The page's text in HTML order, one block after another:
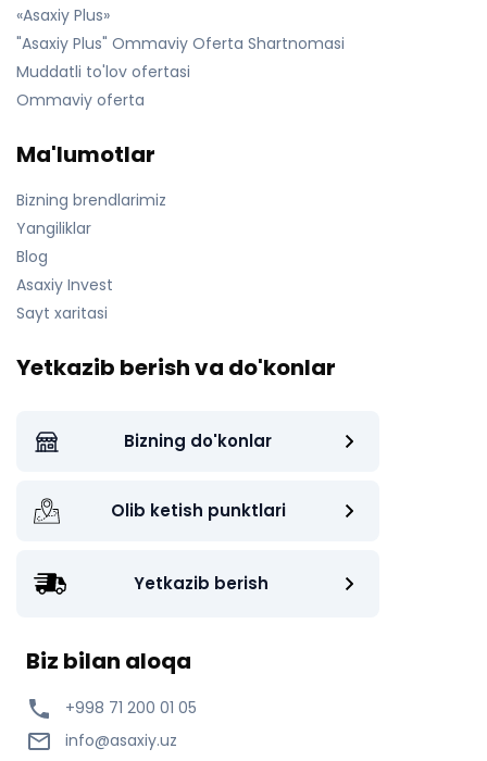
«Asaxiy Plus»
"Asaxiy Plus" Ommaviy Oferta Shartnomasi
Muddatli to'lov ofertasi
Ommaviy oferta
Ma'lumotlar
Bizning brendlarimiz
Yangiliklar
Blog
Asaxiy Invest
Sayt xaritasi
Yetkazib berish va do'konlar
Bizning do'konlar
Olib ketish punktlari
Yetkazib berish
Biz bilan aloqa
+998 71 200 01 05
info@asaxiy.uz